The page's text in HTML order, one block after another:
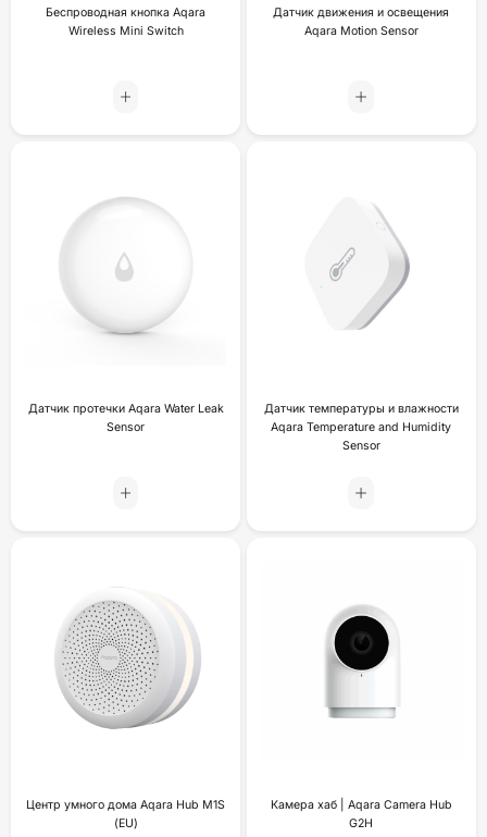
Беспроводная кнопка Aqara
Wireless Mini Switch
Датчик движения и освещения
Aqara Motion Sensor
Датчик протечки Aqara Water Leak
Sensor
Датчик температуры и влажности
Aqara Temperature and Humidity
Sensor
Центр умного дома Aqara Hub M1S
(EU)
Камера хаб | Aqara Camera Hub
G2H